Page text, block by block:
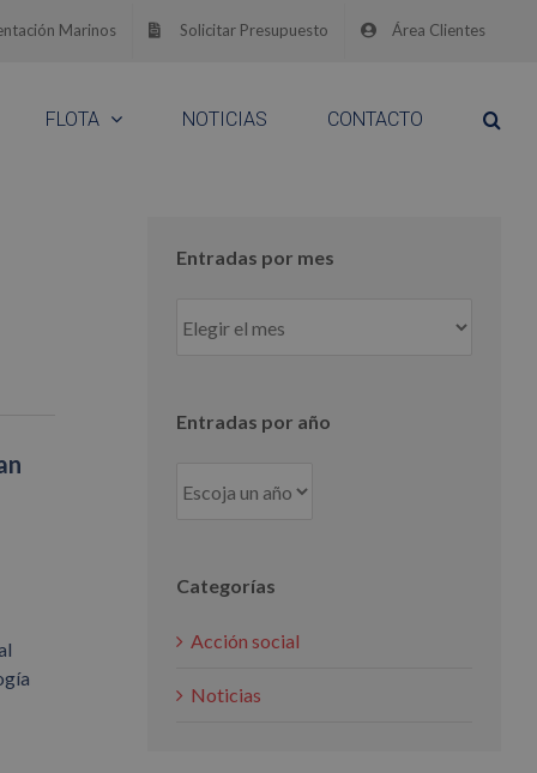
Marinos Solicitar Presupuesto Área Clientes
FLOTA NOTICIAS CONTACTO
Entradas por mes
por
Entradas por año
Categorías
Acción social
Noticias